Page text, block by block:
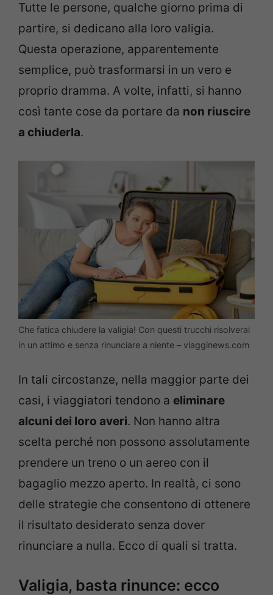
Tutte le persone, qualche giorno prima di
partire, si dedicano alla loro valigia.
Questa operazione, apparentemente
semplice, può trasformarsi in un vero e
proprio dramma. A volte, infatti, si hanno
così tante cose da portare da non riuscire
a chiuderla.
Che fatica chiudere la valigia! Con questi trucchi risolverai
in un attimo e senza rinunciare a niente – viagginews.com
In tali circostanze, nella maggior parte dei
casi, i viaggiatori tendono a eliminare
alcuni dei loro averi. Non hanno altra
scelta perché non possono assolutamente
prendere un treno o un aereo con il
bagaglio mezzo aperto. In realtà, ci sono
delle strategie che consentono di ottenere
il risultato desiderato senza dover
rinunciare a nulla. Ecco di quali si tratta.
Valigia, basta rinunce: ecco